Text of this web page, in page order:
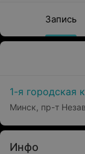
Запись
1-я городская
Минск, пр-т
Инфо